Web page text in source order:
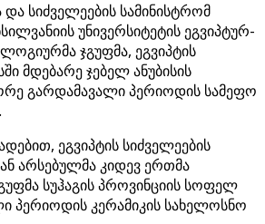
და სიძველეების სამინისტრომ
უნივერსიტეტის ეგვიპტურ-
ჯგუფმა, ეგვიპტის
მდებარე ჯებელ ანუბისის
გარდამავალი პერიოდის სამეფო
ეგვიპტის სიძველეების
არსებულმა კიდევ ერთმა
სუჰაგის პროვინციის სოფელ
პერიოდის კერამიკის სახელოსნო